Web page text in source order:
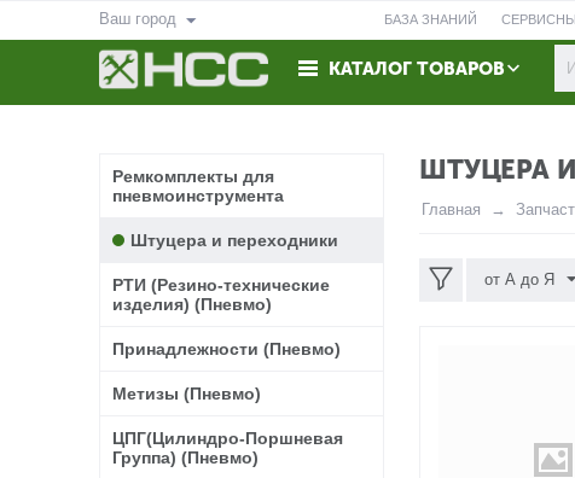
Ваш город БАЗА ЗНАНИЙ
ВОЗВРАТ КОНТАКТЫ
КАТАЛОГ ТОВАРОВ
ШТУЦЕРА
Главная
от А до Я
Ремкомплекты для
пневмоинструмента
Штуцера и переходники
РТИ (Резино-технические
изделия) (Пневмо)
Принадлежности (Пневмо)
Метизы (Пневмо)
ЦПГ(Цилиндро-Поршневая
Группа) (Пневмо)